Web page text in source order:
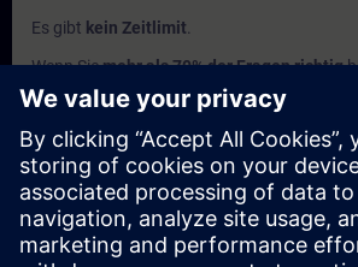
Es gibt kein Zeitlimit
Wenn Siemehr als 70% der Fragen richtig
bereit für den Kurs.
Wenn Sie weniger als 70%erreichen,
KursSIMATIC Programmieren 1 in TIA
besuchen, um Ihre Grundlagen zu vertiefen.
Este conteúdo faz parte de